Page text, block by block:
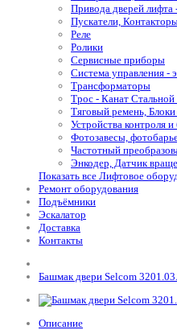
Привода дверей лифта
Пускатели,
Реле
Ролики
Сервисные приборы
Система управления -
Трансформаторы
Трос - Канат
Тяговый ремень,
Устройства контроля и
Фотозавесы,
Частотный
Энкодер, Датчик
Показать все Лифтовое
Ремонт оборудования
Подъёмники
Эскалатор
Доставка
Контакты
Башмак двери Selcom
Описание